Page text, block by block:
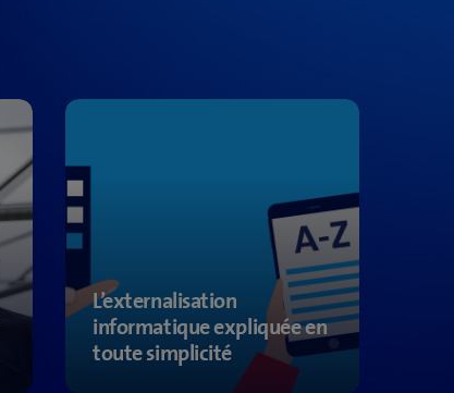
L’externalisation
informatique expliquée en
toute simplicité